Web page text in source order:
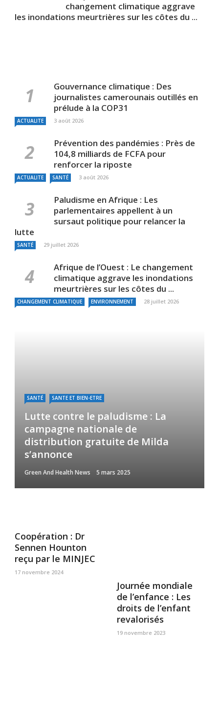
changement climatique aggrave
les inondations meurtrières sur les côtes du ...
Gouvernance climatique : Des
journalistes camerounais outillés en
prélude à la COP31
ACTUALITE 3 août 2026
Prévention des pandémies : Près de
104,8 milliards de FCFA pour
renforcer la riposte
ACTUALITE SANTÉ 3 août 2026
Paludisme en Afrique : Les
parlementaires appellent à un
sursaut politique pour relancer la
lutte
SANTÉ 29 juillet 2026
Afrique de l’Ouest : Le changement
climatique aggrave les inondations
meurtrières sur les côtes du ...
CHANGEMENT CLIMATIQUE ENVIRONNEMENT 28 juillet 2026
SANTÉ SANTE ET BIEN-ETRE
Lutte contre le paludisme : La
campagne nationale de
distribution gratuite de Milda
s’annonce
Green And Health News 5 mars 2025
Coopération : Dr
Sennen Hounton
reçu par le MINJEC
17 novembre 2024
Journée mondiale
de l’enfance : Les
droits de l’enfant
revalorisés
19 novembre 2023